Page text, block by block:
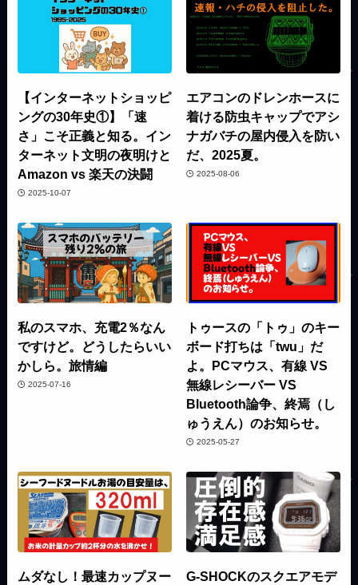
【インターネットショッピ
ングの30年史①】「速
さ」こそ正義と知る。イン
ターネット文明の夜明けと
Amazon vs 楽天の決闘
2025-10-07
エアコンのドレンホースに
着ける防虫キャップでアシ
ナガバチの屋内侵入を防い
だ、2025夏。
2025-08-06
私のスマホ、充電2％なん
ですけど。どうしたらいい
かしら。旅情編
2025-07-16
トゥースの「トゥ」のキー
ボード打ちは「twu」だ
よ。PCマウス、有線 VS
無線レシーバー VS
Bluetooth論争、終焉（し
ゅうえん）のお知らせ。
2025-05-27
ムダなし！最速カップヌー
G-SHOCKのスクエアモデ